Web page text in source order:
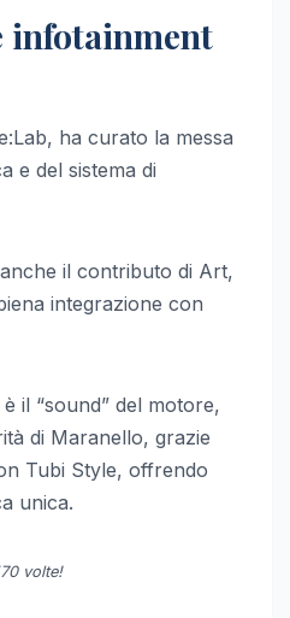
infotainment
ha curato la messa
e del sistema di
il contributo di Art,
integrazione con
il “sound” del motore,
di Maranello, grazie
Tubi Style, offrendo
unica.
volte!